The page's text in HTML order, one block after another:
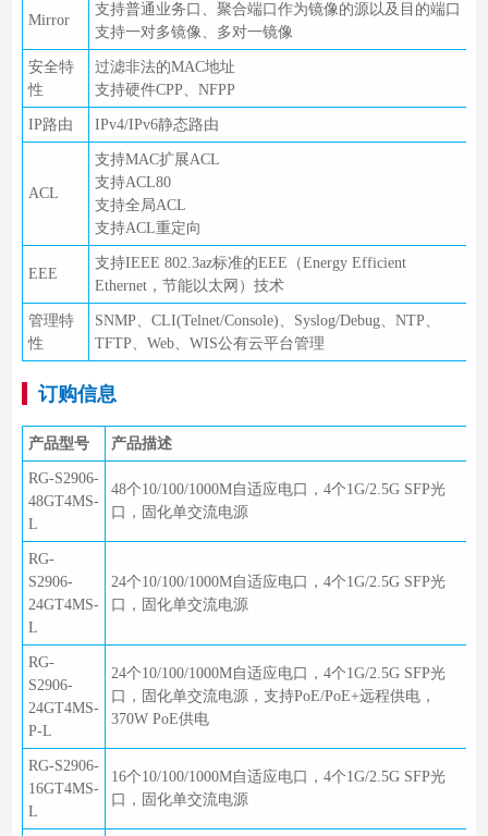
Mirror
支持普通业务口、聚合端口作为镜像的源以及目的端口
支持一对多镜像、多对一镜像
安全特
性
过滤非法的MAC地址
支持硬件CPP、NFPP
IP路由 IPv4/IPv6静态路由
ACL
支持MAC扩展ACL
支持ACL80
支持全局ACL
支持ACL重定向
EEE
支持IEEE 802.3az标准的EEE（Energy Efficient
Ethernet，节能以太网）技术
管理特
性
SNMP、CLI(Telnet/Console)、Syslog/Debug、NTP、
TFTP、Web、WIS公有云平台管理
订购信息
产品型号 产品描述
RG-S2906-
48GT4MS-
L
48个10/100/1000M自适应电口，4个1G/2.5G SFP光
口，固化单交流电源
RG-
S2906-
24GT4MS-
L
24个10/100/1000M自适应电口，4个1G/2.5G SFP光
口，固化单交流电源
RG-
S2906-
24GT4MS-
P-L
24个10/100/1000M自适应电口，4个1G/2.5G SFP光
口，固化单交流电源，支持PoE/PoE+远程供电，
370W PoE供电
RG-S2906-
16GT4MS-
L
16个10/100/1000M自适应电口，4个1G/2.5G SFP光
口，固化单交流电源